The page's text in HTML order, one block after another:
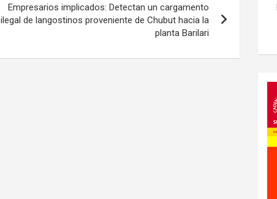
Empresarios implicados: Detectan un cargamento
ilegal de langostinos proveniente de Chubut hacia la
planta Barilari